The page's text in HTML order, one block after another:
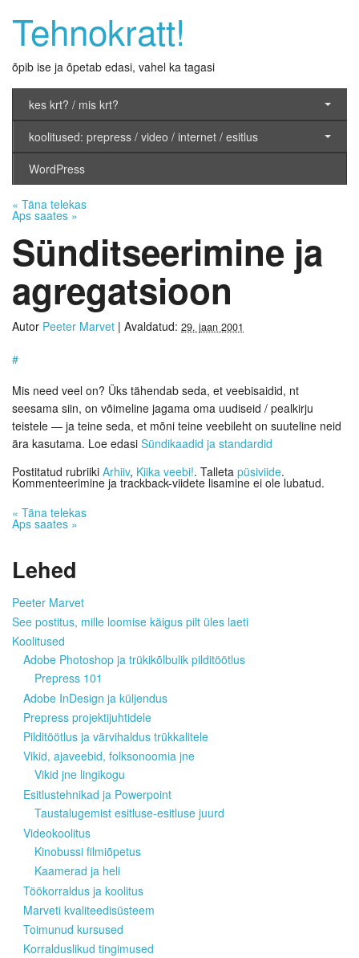
Tehnokratt!
õpib ise ja õpetab edasi, vahel ka tagasi
kes krt? / mis krt?
koolitused: prepress / video / internet / esitlus
WordPress
« Täna telekas
Aps saates »
Sünditseerimine ja
agregatsioon
Autor Peeter Marvet | Avaldatud: 29. jaan 2001
#
Mis need veel on? Üks tähendab seda, et veebisaidid, nt
seesama siin, on võimeline jagama oma uudiseid / pealkirju
teistele — ja teine seda, et mõni teine veebileht on suuteline neid
ära kasutama. Loe edasi Sündikaadid ja standardid
Postitatud rubriiki Arhiiv, Kiika veebi!. Talleta püsiviide.
Kommenteerimine ja trackback-viidete lisamine ei ole lubatud.
« Täna telekas
Aps saates »
Lehed
Peeter Marvet
See postitus, mille loomise käigus pilt üles laeti
Koolitused
Adobe Photoshop ja trükikõlbulik pilditöötlus
Prepress 101
Adobe InDesign ja küljendus
Prepress projektijuhtidele
Pilditöötlus ja värvihaldus trükkalitele
Vikid, ajaveebid, folksonoomia jne
Vikid jne lingikogu
Esitlustehnikad ja Powerpoint
Taustalugemist esitluse-esitluse juurd
Videokoolitus
Kinobussi filmiõpetus
Kaamerad ja heli
Töökorraldus ja koolitus
Marveti kvaliteedisüsteem
Toimunud kursused
Korralduslikud tingimused